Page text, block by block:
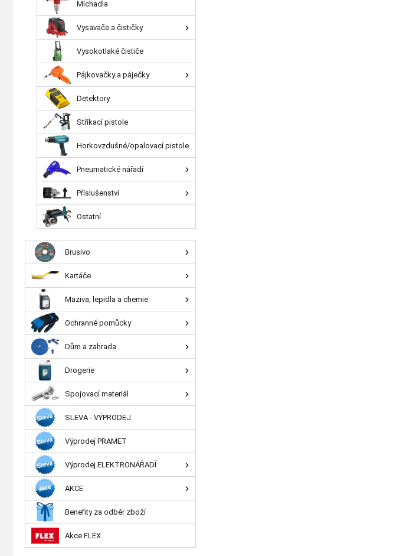
Míchadla
Vysavače a čističky
Vysokotlaké čističe
Pájkovačky a páječky
Detektory
Stříkací pistole
Horkovzdušné/opalovací pistole
Pneumatické nářadí
Příslušenství
Ostatní
Brusivo
Kartáče
Maziva, lepidla a chemie
Ochranné pomůcky
Dům a zahrada
Drogerie
Spojovací materiál
SLEVA - VÝPRODEJ
Výprodej PRAMET
Výprodej ELEKTRONÁŘADÍ
AKCE
Benefity za odběr zboží
Akce FLEX